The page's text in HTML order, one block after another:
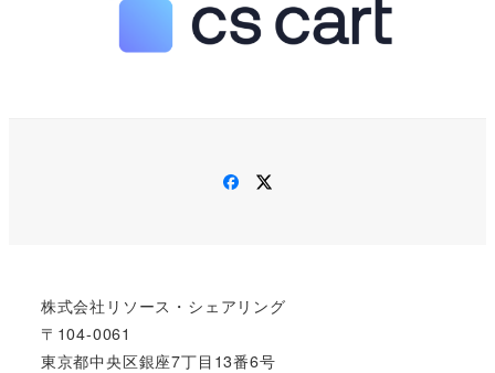
Facebook
株式会社リソース・シェアリング
〒104-0061
東京都中央区銀座7丁目13番6号